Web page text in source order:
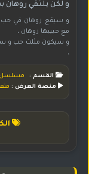
و لكن يلتقي روهان
و سيقع روهان في حب
مع حبيبها روهان ،
و سيكون مثلث حب و
،
القسم :
مسلسل
منصة العرض :